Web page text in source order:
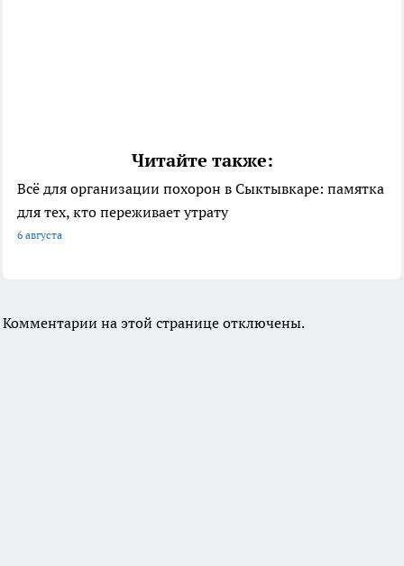
Читайте также:
Всё для организации похорон в Сыктывкаре: памятка
для тех, кто переживает утрату
6 августа
Комментарии на этой странице отключены.